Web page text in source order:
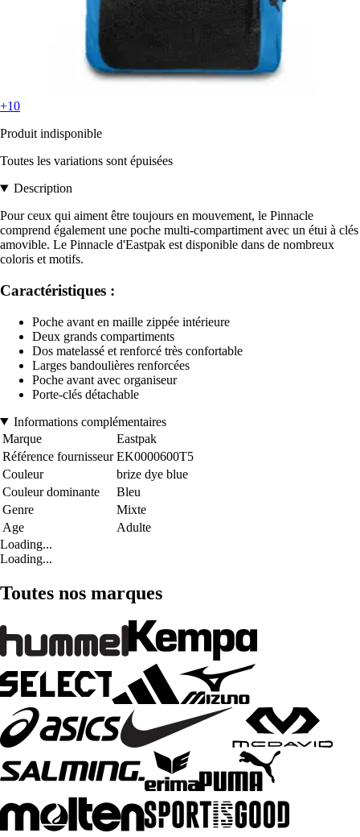
+10
Produit indisponible
Toutes les variations sont épuisées
Description
Pour ceux qui aiment être toujours en mouvement, le Pinnacle
comprend également une poche multi-compartiment avec un étui à clés
amovible. Le Pinnacle d'Eastpak est disponible dans de nombreux
coloris et motifs.
Caractéristiques :
Poche avant en maille zippée intérieure
Deux grands compartiments
Dos matelassé et renforcé très confortable
Larges bandoulières renforcées
Poche avant avec organiseur
Porte-clés détachable
Informations complémentaires
Marque
Eastpak
Référence fournisseur EK0000600T5
Couleur
brize dye blue
Couleur dominante
Bleu
Genre
Mixte
Age
Adulte
Loading...
Loading...
Toutes nos marques